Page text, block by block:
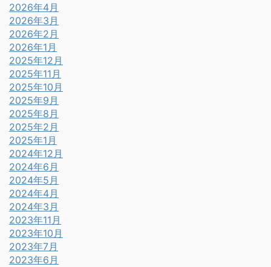
2026年4月
2026年3月
2026年2月
2026年1月
2025年12月
2025年11月
2025年10月
2025年9月
2025年8月
2025年2月
2025年1月
2024年12月
2024年6月
2024年5月
2024年4月
2024年3月
2023年11月
2023年10月
2023年7月
2023年6月